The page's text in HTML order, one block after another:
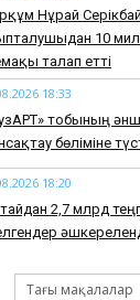
Нұрай
10
талап етті
18:33
тобының
бөліміне
18:20
2,7 млрд
Тағы мақалалар